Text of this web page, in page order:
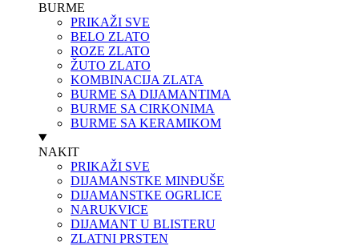
BURME
PRIKAŽI SVE
BELO ZLATO
ROZE ZLATO
ŽUTO ZLATO
KOMBINACIJA ZLATA
BURME SA DIJAMANTIMA
BURME SA CIRKONIMA
BURME SA KERAMIKOM
NAKIT
PRIKAŽI SVE
DIJAMANSTKE MINĐUŠE
DIJAMANSTKE OGRLICE
NARUKVICE
DIJAMANT U BLISTERU
ZLATNI PRSTEN